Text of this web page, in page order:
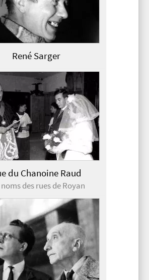
René Sarger
du Chanoine Raud
noms des rues de Royan